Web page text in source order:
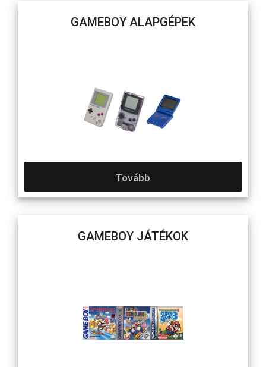
GAMEBOY ALAPGÉPEK
Tovább
GAMEBOY JÁTÉKOK